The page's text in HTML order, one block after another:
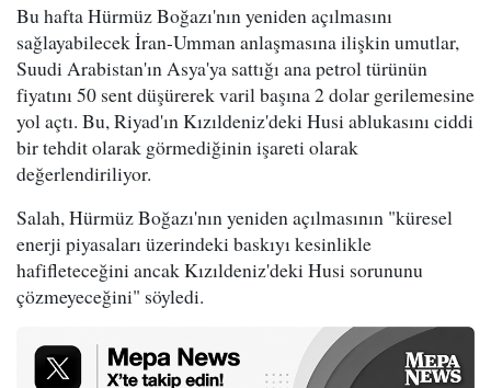
Bu hafta Hürmüz Boğazı'nın yeniden açılmasını
sağlayabilecek İran-Umman anlaşmasına ilişkin umutlar,
Suudi Arabistan'ın Asya'ya sattığı ana petrol türünün
fiyatını 50 sent düşürerek varil başına 2 dolar gerilemesine
yol açtı. Bu, Riyad'ın Kızıldeniz'deki Husi ablukasını ciddi
bir tehdit olarak görmediğinin işareti olarak
değerlendiriliyor.
Salah, Hürmüz Boğazı'nın yeniden açılmasının "küresel
enerji piyasaları üzerindeki baskıyı kesinlikle
hafifleteceğini ancak Kızıldeniz'deki Husi sorununu
çözmeyeceğini" söyledi.